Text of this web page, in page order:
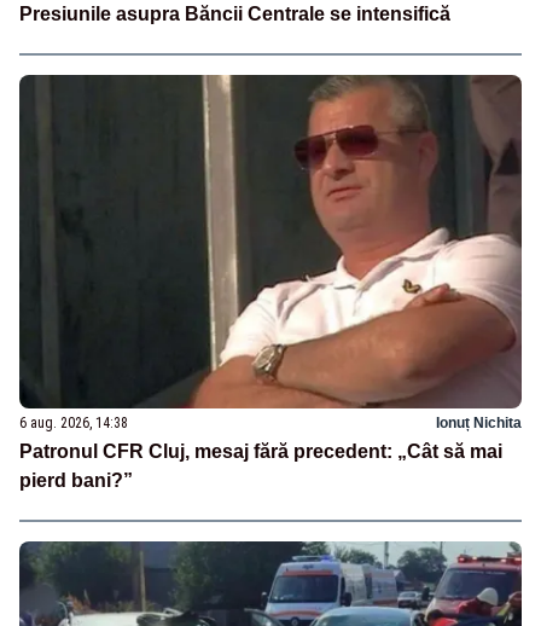
Presiunile asupra Băncii Centrale se intensifică
6 aug. 2026, 14:38 Ionuț Nichita
Patronul CFR Cluj, mesaj fără precedent: „Cât să mai
pierd bani?”